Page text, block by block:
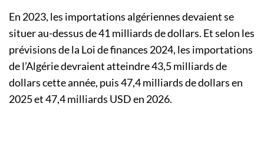
En 2023, les importations algériennes devaient se
situer au-dessus de 41 milliards de dollars. Et selon les
prévisions de la Loi de finances 2024, les importations
de l’Algérie devraient atteindre 43,5 milliards de
dollars cette année, puis 47,4 milliards de dollars en
2025 et 47,4 milliards USD en 2026.